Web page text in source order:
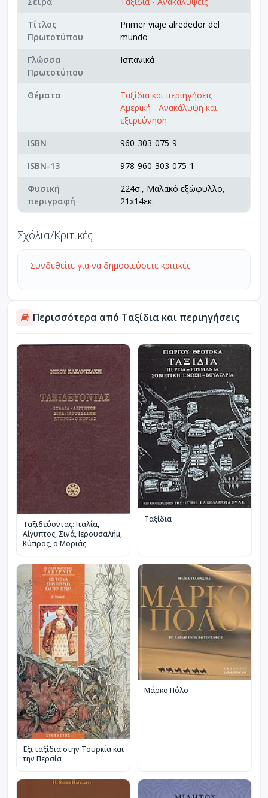
Τίτλος
Πρωτοτύπου
Primer viaje alrededor del
mundo
Γλώσσα
Πρωτοτύπου
Ισπανικά
Θέματα
Ταξίδια και περιηγήσεις
Αμερική - Ανακάλυψη και
εξερεύνηση
ISBN
960-303-075-9
ISBN-13
978-960-303-075-1
Φυσική
περιγραφή
224σ., Μαλακό εξώφυλλο,
21x14εκ.
Σχόλια/Κριτικές
Συνδεθείτε για να δημοσιεύσετε κριτικές
Περισσότερα από Ταξίδια και περιηγήσεις
Ταξιδεύοντας: Ιταλία,
Αίγυπτος, Σινά, Ιερουσαλήμ,
Κύπρος, ο Μοριάς
Ταξίδια
Έξι ταξίδια στην Τουρκία και
την Περσία
Μάρκο Πόλο